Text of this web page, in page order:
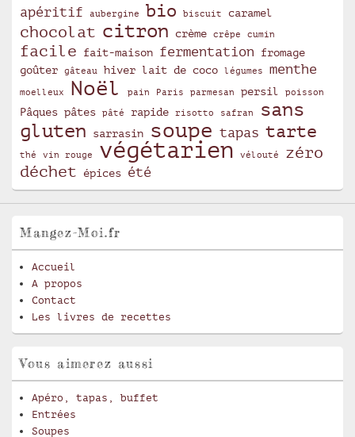
apéritif aubergine bio biscuit caramel
chocolat citron crème crêpe cumin
facile fait-maison fermentation
fromage
goûter
gâteau hiver lait de coco légumes menthe
moelleux Noël pain Paris parmesan persil poisson
Pâques pâtes pâté rapide risotto safran
sans
gluten
sarrasin soupe tapas tarte
thé vin rouge végétarien vélouté
zéro
déchet
épices été
Mangez-Moi.fr
Accueil
A propos
Contact
Les livres de recettes
Vous aimerez aussi
Apéro, tapas, buffet
Entrées
Soupes